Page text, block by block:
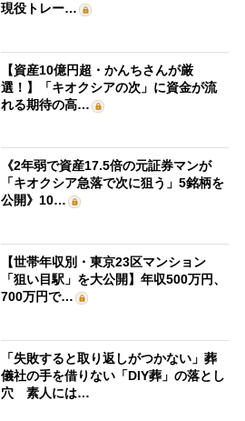
現役トレー…
【資産10億円超・かんちさんが厳
選！】「キオクシアの次」に資金が流
れる期待の高…
《2年弱で資産17.5倍の元証券マンが
「キオクシア急落で次に狙う」5銘柄を
公開》10…
【世帯年収別・東京23区マンション
「狙い目駅」を大公開】年収500万円、
700万円で…
「失敗すると取り返しがつかない」葬
儀社の手を借りない「DIY葬」の落とし
穴 素人には…